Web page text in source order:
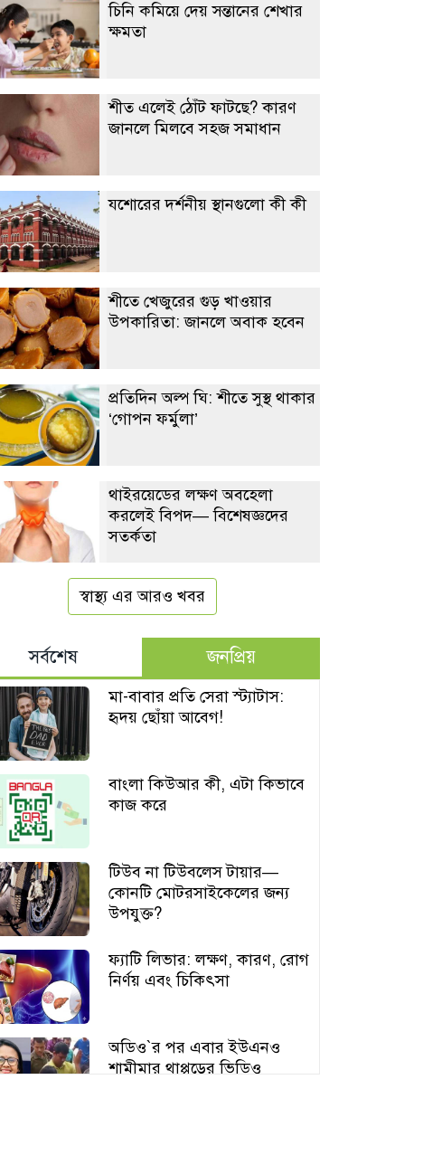
চিনি কমিয়ে দেয় সন্তানের শেখার
ক্ষমতা
শীত এলেই ঠোঁট ফাটছে? কারণ
জানলে মিলবে সহজ সমাধান
যশোরের দর্শনীয় স্থানগুলো কী কী
শীতে খেজুরের গুড় খাওয়ার
উপকারিতা: জানলে অবাক হবেন
প্রতিদিন অল্প ঘি: শীতে সুস্থ থাকার
‘গোপন ফর্মুলা’
থাইরয়েডের লক্ষণ অবহেলা
করলেই বিপদ— বিশেষজ্ঞদের
সতর্কতা
স্বাস্থ্য এর আরও খবর
সর্বশেষ জনপ্রিয়
মা-বাবার প্রতি সেরা স্ট্যাটাস:
হৃদয় ছোঁয়া আবেগ!
বাংলা কিউআর কী, এটা কিভাবে
কাজ করে
টিউব না টিউবলেস টায়ার—
কোনটি মোটরসাইকেলের জন্য
উপযুক্ত?
ফ্যাটি লিভার: লক্ষণ, কারণ, রোগ
নির্ণয় এবং চিকিৎসা
অডিও‍‍`র পর এবার ইউএনও
শামীমার থাপ্পড়ের ভিডিও